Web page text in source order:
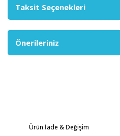
Taksit Seçenekleri
Önerileriniz
Ürün İade & Değişim